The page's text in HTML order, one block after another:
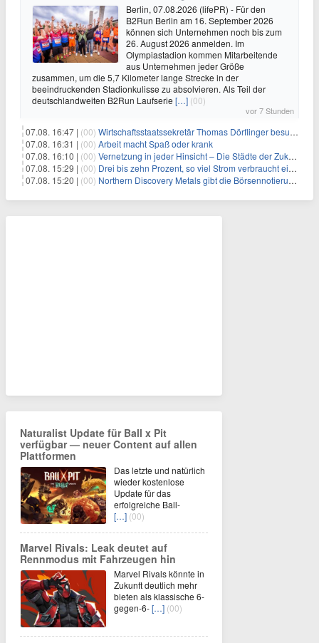
Berlin, 07.08.2026 (lifePR) - Für den
B2Run Berlin am 16. September 2026
können sich Unternehmen noch bis zum
26. August 2026 anmelden. Im
Olympiastadion kommen Mitarbeitende
aus Unternehmen jeder Größe
zusammen, um die 5,7 Kilometer lange Strecke in der
beeindruckenden Stadionkulisse zu absolvieren. Als Teil der
deutschlandweiten B2Run Laufserie […] (00)
vor 7 Stunden
07.08. 16:47 | (00) Wirtschaftsstaatssekretär Thomas Dörflinger besucht Handwerksbetrieb im Kammerbezirk Freiburg
07.08. 16:31 | (00) Arbeit macht Spaß oder krank
07.08. 16:10 | (00) Vernetzung in jeder Hinsicht – Die Städte der Zukunft sind grün-blau
07.08. 15:29 | (00) Drei bis zehn Prozent, so viel Strom verbraucht ein Aufzug im Gebäude
07.08. 15:20 | (00) Northern Discovery Metals gibt die Börsennotierung an der Frankfurter Wertpapierbörse bekannt
Naturalist Update für Ball x Pit
verfügbar — neuer Content auf allen
Plattformen
Das letzte und natürlich
wieder kostenlose
Update für das
erfolgreiche Ball-
[…] (00)
Marvel Rivals: Leak deutet auf
Rennmodus mit Fahrzeugen hin
Marvel Rivals könnte in
Zukunft deutlich mehr
bieten als klassische 6-
gegen-6-[…] (00)